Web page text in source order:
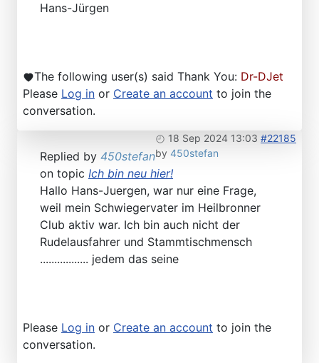
Hans-Jürgen
The following user(s) said Thank You: Dr-DJet
Please Log in or Create an account to join the
conversation.
18 Sep 2024 13:03 #22185
by 450stefan
Replied by 450stefan
on topic Ich bin neu hier!
Hallo Hans-Juergen, war nur eine Frage,
weil mein Schwiegervater im Heilbronner
Club aktiv war. Ich bin auch nicht der
Rudelausfahrer und Stammtischmensch
................. jedem das seine
Please Log in or Create an account to join the
conversation.